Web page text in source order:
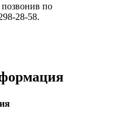
по
28-58.